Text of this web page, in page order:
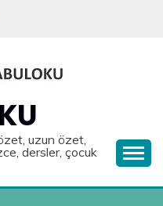
uzun özet,
dersler, çocuk